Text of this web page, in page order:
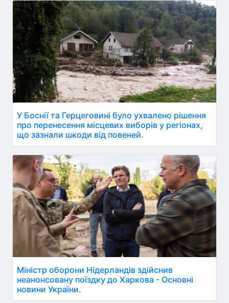
У Боснії та Герцеговині було ухвалено рішення
про перенесення місцевих виборів у регіонах,
що зазнали шкоди від повеней.
Міністр оборони Нідерландів здійснив
неанонсовану поїздку до Харкова - Основні
новини України.